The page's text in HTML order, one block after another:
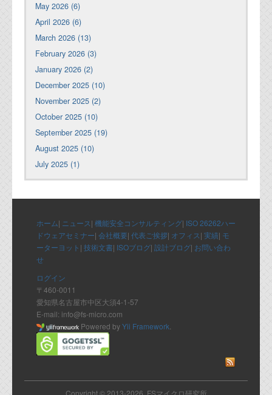
May 2026 (6)
April 2026 (6)
March 2026 (13)
February 2026 (3)
January 2026 (2)
December 2025 (10)
November 2025 (2)
October 2025 (10)
September 2025 (19)
August 2025 (10)
July 2025 (1)
ホーム| ニュース| 機能安全コンサルティング| ISO 26262ハー
ドウェアセミナー| 会社概要| 代表ご挨拶| オフィス| 実績| モ
ーターヨット | 技術文書| ISOブログ| 設計ブログ| お問い合わ
せ
ログイン
〒460-0011
愛知県名古屋市中区大須4-1-57
E-mail: info@fs-micro.com
Powered byYii Framework